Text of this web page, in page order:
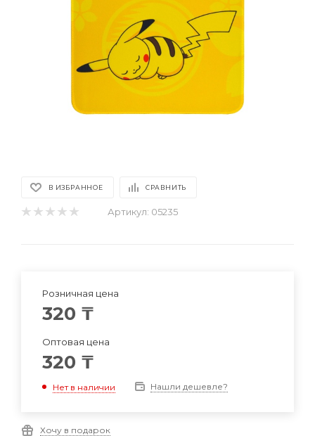
В ИЗБРАННОЕ СРАВНИТЬ
Артикул: 05235
Розничная цена
320 ₸
Оптовая цена
320 ₸
Нет в наличии Нашли дешевле?
Хочу в подарок